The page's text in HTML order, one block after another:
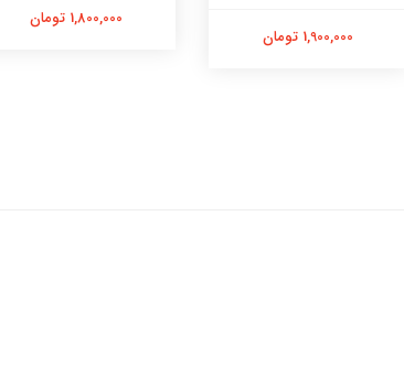
1,900,000 تومان
1,800,000 تومان